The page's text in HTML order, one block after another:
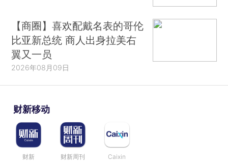
【商圈】喜欢配戴名表的哥伦
比亚新总统 商人出身拉美右
翼又一员
2026年08月09日
财新移动
财新 财新周刊 Caixin